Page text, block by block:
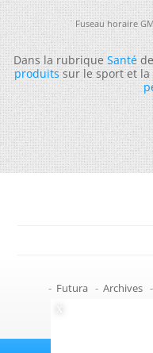
Fuseau horaire
Dans la rubriqueSanté
produitssur le sport et la
- Futura - Archives -